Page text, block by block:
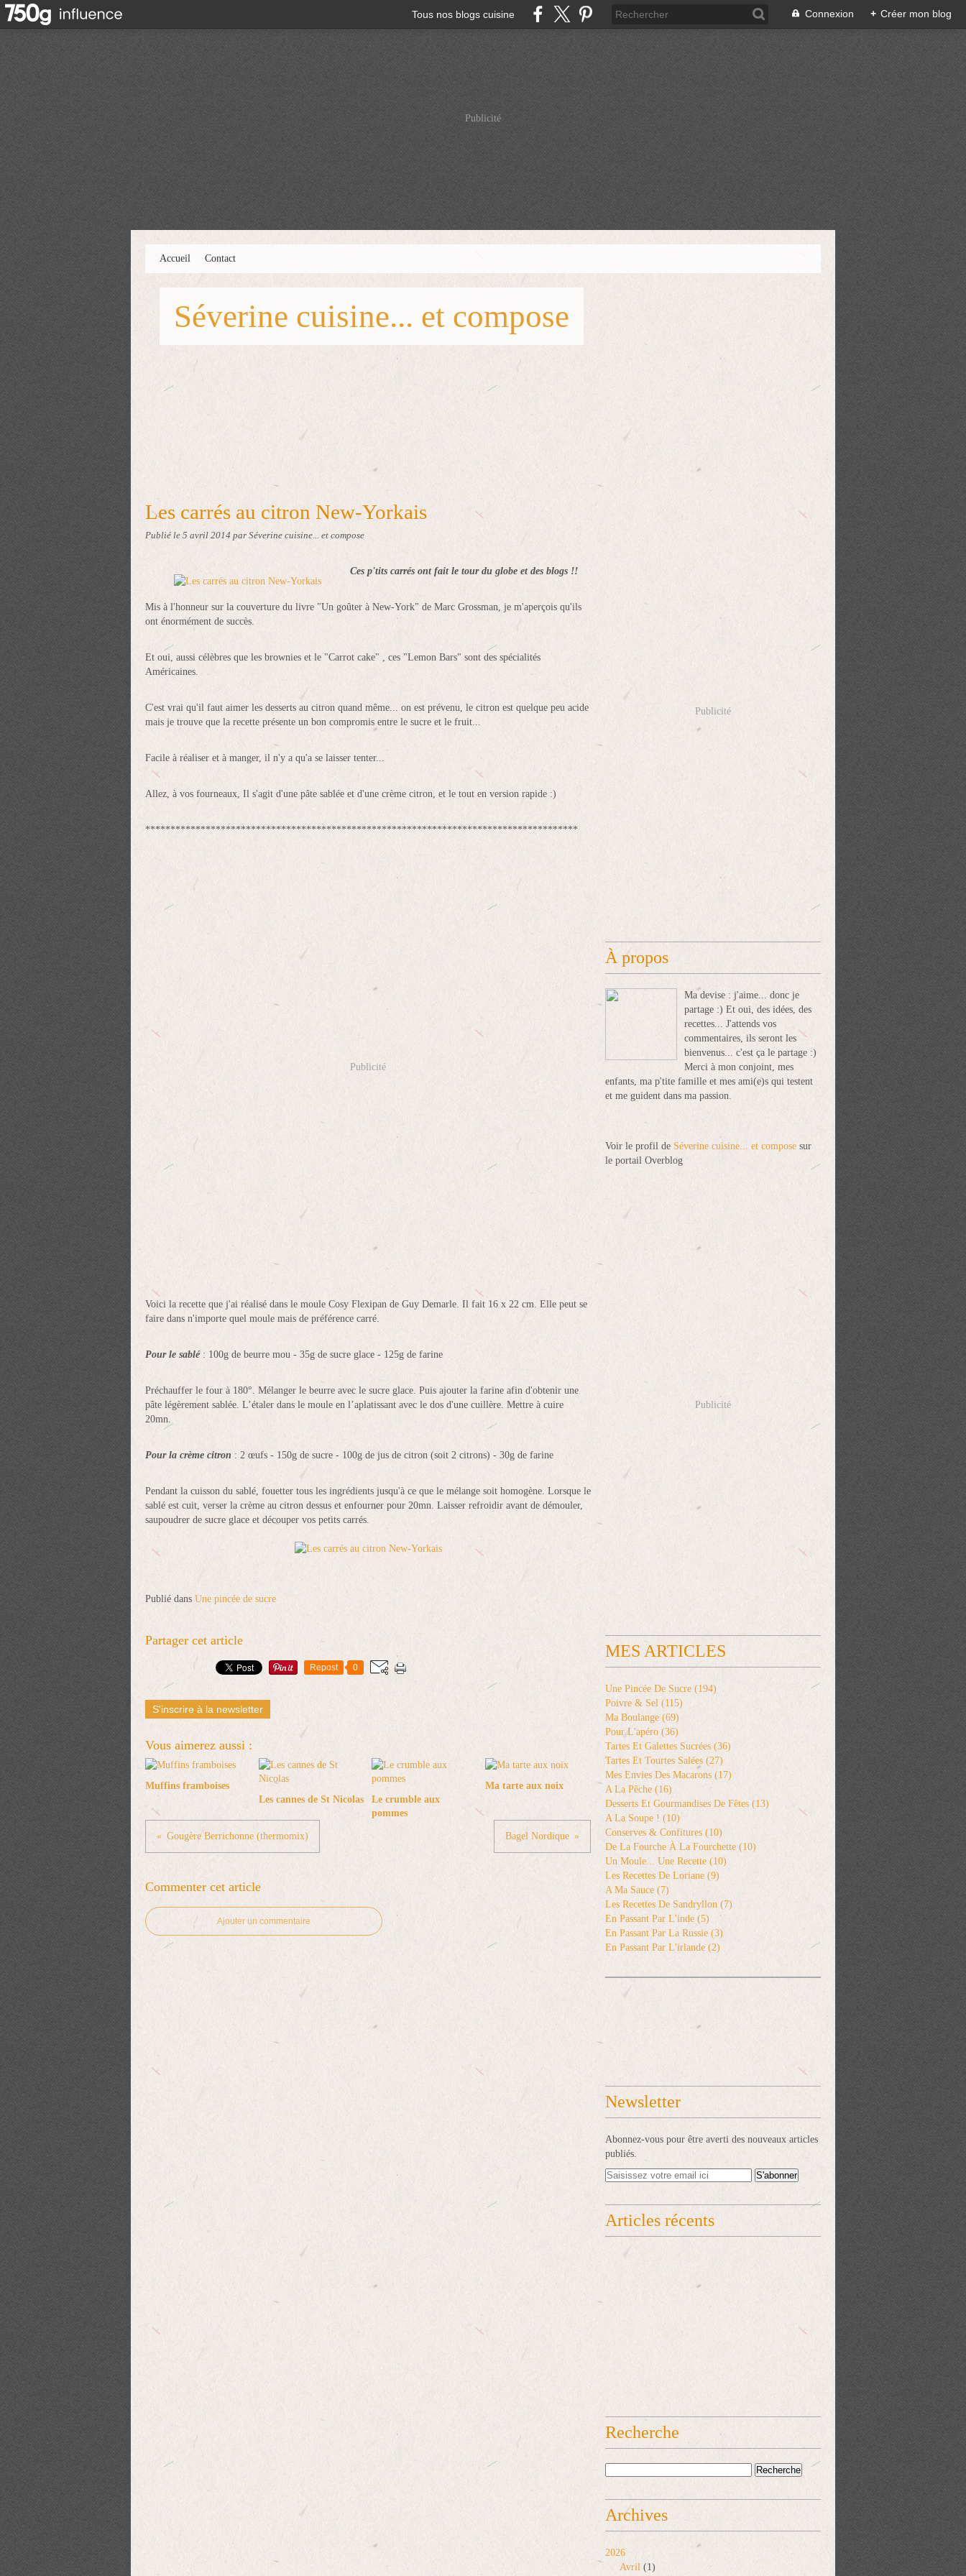
Tous nos blogs cuisine Connexion + Créer mon blog
Publicité
Séverine cuisine... et compose
Accueil Contact
Les carrés au citron New-Yorkais
Publié le 5 avril 2014 par Séverine cuisine... et compose
Ces p'tits carrés ont fait le tour du globe et des blogs !!
Mis à l'honneur sur la couverture du livre "Un goûter à New-York" de Marc Grossman, je m'aperçois qu'ils
ont énormément de succès.
Et oui, aussi célèbres que les brownies et le "Carrot cake" , ces "Lemon Bars" sont des spécialités
Américaines.
C'est vrai qu'il faut aimer les desserts au citron quand même... on est prévenu, le citron est quelque peu acide
mais je trouve que la recette présente un bon compromis entre le sucre et le fruit...
Facile à réaliser et à manger, il n'y a qu'a se laisser tenter...
Allez, à vos fourneaux, Il s'agit d'une pâte sablée et d'une crème citron, et le tout en version rapide :)
**************************************************************************************
Publicité
Voici la recette que j'ai réalisé dans le moule Cosy Flexipan de Guy Demarle. Il fait 16 x 22 cm. Elle peut se
faire dans n'importe quel moule mais de préférence carré.
Pour le sablé: 100g de beurre mou - 35g de sucre glace - 125g de farine
Préchauffer le four à 180°. Mélanger le beurre avec le sucre glace. Puis ajouter la farine afin d'obtenir une
pâte légèrement sablée. L’étaler dans le moule en l’aplatissant avec le dos d'une cuillère. Mettre à cuire
20mn.
Pour la crème citron : 2 œufs - 150g de sucre - 100g de jus de citron (soit 2 citrons) - 30g de farine
Pendant la cuisson du sablé, fouetter tous les ingrédients jusqu'à ce que le mélange soit homogène. Lorsque le
sablé est cuit, verser la crème au citron dessus et enfourner pour 20mn. Laisser refroidir avant de démouler,
saupoudrer de sucre glace et découper vos petits carrés.
Publié dans Une pincée de sucre
Partager cet article
Repost 0
S'inscrire à la newsletter
Vous aimerez aussi :
Muffins framboises
Les cannes de St Nicolas
Le crumble aux
pommes
Ma tarte aux noix
Gougère Berrichonne (thermomix) Bagel Nordique
Commenter cet article
Ajouter un commentaire
Publicité
À propos
Ma devise : j'aime... donc je
partage :) Et oui, des idées, des
recettes... J'attends vos
commentaires, ils seront les
bienvenus... c'est ça le partage :)
Merci à mon conjoint, mes
enfants, ma p'tite famille et mes ami(e)s qui testent
et me guident dans ma passion.
Voir le profil de Séverine cuisine... et compose sur
le portail Overblog
Publicité
MES ARTICLES
Une Pincée De Sucre (194)
Poivre & Sel (115)
Ma Boulange (69)
Pour L'apéro (36)
Tartes Et Galettes Sucrées (36)
Tartes Et Tourtes Salées (27)
Mes Envies Des Macarons (17)
A La Pêche (16)
Desserts Et Gourmandises De Fêtes (13)
A La Soupe ! (10)
Conserves & Confitures (10)
De La Fourche À La Fourchette (10)
Un Moule... Une Recette (10)
Les Recettes De Loriane (9)
A Ma Sauce (7)
Les Recettes De Sandryllon (7)
En Passant Par L'inde (5)
En Passant Par La Russie (3)
En Passant Par L'irlande (2)
Newsletter
Abonnez-vous pour être averti des nouveaux articles
publiés.
Articles récents
Recherche
Archives
2026
Avril (1)